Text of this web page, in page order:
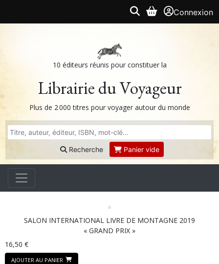
Connexion
10 éditeurs réunis pour constituer la
Librairie du Voyageur
Plus de 2 000 titres pour voyager autour du monde
Recherche Panier vide
SALON INTERNATIONAL LIVRE DE MONTAGNE 2019
« GRAND PRIX »
16,50 €
AJOUTER AU PANIER